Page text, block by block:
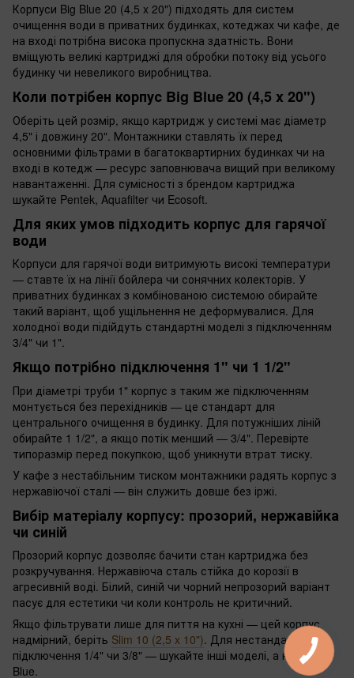
Корпуси Big Blue 20 (4,5 x 20") підходять для систем
очищення води в приватних будинках, котеджах чи кафе, де
на вході потрібна висока пропускна здатність. Вони
вміщують великі картриджі для обробки потоку від усього
будинку чи невеликого виробництва.
Коли потрібен корпус Big Blue 20 (4,5 x 20")
Оберіть цей розмір, якщо картридж у системі має діаметр
4,5" і довжину 20". Монтажники ставлять їх перед
основними фільтрами в багатоквартирних будинках чи на
вході в котедж — ресурс заповнювача вищий при великому
навантаженні. Для сумісності з брендом картриджа
шукайте Pentek, Aquafilter чи Ecosoft.
Для яких умов підходить корпус для гарячої
води
Корпуси для гарячої води витримують високі температури
— ставте їх на лінії бойлера чи сонячних колекторів. У
приватних будинках з комбінованою системою обирайте
такий варіант, щоб ущільнення не деформувалися. Для
холодної води підійдуть стандартні моделі з підключенням
3/4" чи 1".
Якщо потрібно підключення 1" чи 1 1/2"
При діаметрі труби 1" корпус з таким же підключенням
монтується без перехідників — це стандарт для
центрального очищення в будинку. Для потужніших ліній
обирайте 1 1/2", а якщо потік менший — 3/4". Перевірте
типоразмір перед покупкою, щоб уникнути втрат тиску.
У кафе з нестабільним тиском монтажники радять корпус з
нержавіючої сталі — він служить довше без іржі.
Вибір матеріалу корпусу: прозорий, нержавійка
чи синій
Прозорий корпус дозволяє бачити стан картриджа без
розкручування. Нержавіюча сталь стійка до корозії в
агресивній воді. Білий, синій чи чорний непрозорий варіант
пасує для естетики чи коли контроль не критичний.
Якщо фільтрувати лише для пиття на кухні — цей корпус
надмірний, беріть Slim 10 (2,5 x 10"). Для нестандартного
підключення 1/4" чи 3/8" — шукайте інші моделі, а не Big
Blue.